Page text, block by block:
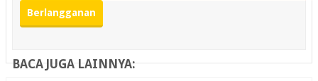
BACA JUGA LAINNYA: